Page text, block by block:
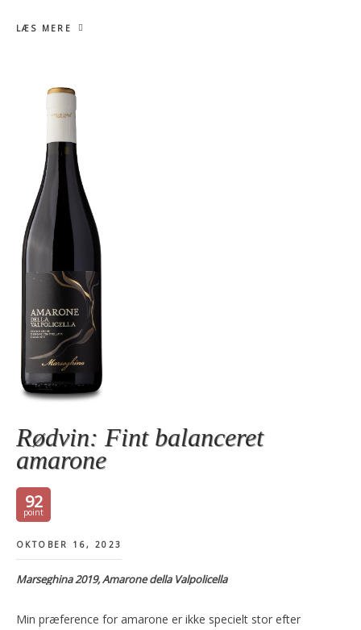
LÆS MERE
Rødvin: Fint balanceret
amarone
92
OKTOBER 16, 2023
Marseghina 2019, Amarone della Valpolicella
Min præference for amarone er ikke specielt stor efter